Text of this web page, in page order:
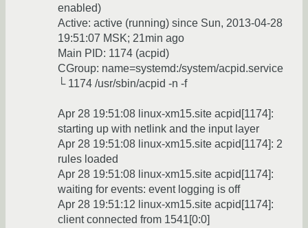
enabled)
Active: active (running) since Sun, 2013-04-28
19:51:07 MSK; 21min ago
Main PID: 1174 (acpid)
CGroup: name=systemd:/system/acpid.service
└ 1174 /usr/sbin/acpid -n -f
Apr 28 19:51:08 linux-xm15.site acpid[1174]:
starting up with netlink and the input layer
Apr 28 19:51:08 linux-xm15.site acpid[1174]: 2
rules loaded
Apr 28 19:51:08 linux-xm15.site acpid[1174]:
waiting for events: event logging is off
Apr 28 19:51:12 linux-xm15.site acpid[1174]:
client connected from 1541[0:0]